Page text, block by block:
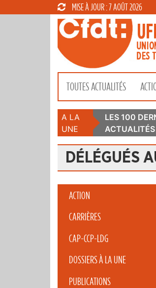
MISE À JOUR : 7 AOÛT 2026
TOUTES ACTUALITÉS
A LA
UNE
LES 100
ACTUALITÉS
DÉLÉGUÉS
ACTION
CARRIÈRES
CAP-CCP-LDG
DOSSIERS À LA UNE
PUBLICATIONS